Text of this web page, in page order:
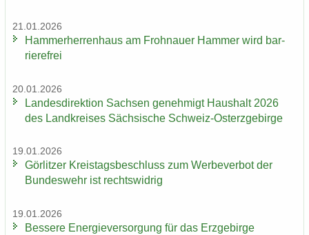
21.01.2026
Ham­mer­her­ren­haus am Froh­nau­er Ham­mer wird bar­
rie­re­frei
20.01.2026
Lan­des­di­rek­ti­on Sach­sen ge­neh­migt Haus­halt 2026
des Land­krei­ses Säch­si­sche Schweiz-​Osterzgebirge
19.01.2026
Gör­lit­zer Kreis­tags­be­schluss zum Wer­be­ver­bot der
Bun­des­wehr ist rechts­wid­rig
19.01.2026
Bes­se­re En­er­gie­ver­sor­gung für das Erz­ge­bir­ge